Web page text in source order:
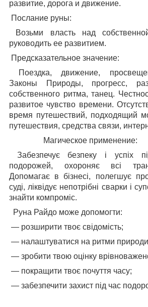
развитие, дорога и движение.
Послание руны:
Возьми власть над
руководить ее развитием.
Предсказательное значение:
Поездка, движение,
Законы При­роды, прогресс,
собственного ритма, танец.
развитое чувство времени.
время путешествий, подходящий
путешествия, средства связи,
Магическое применение:
Забезпечує безпеку і успіх
подорожей, охороняє всі
Допомагає в бізнесі, полегшує
суді, ліквідує непотрібні сварки і
знайти компроміс.
Руна Райдо може допомогти:
— розширити твоє свідомість;
— налаштуватися на ритми природи
— зробити твою оцінку
— покращити твоє почуття часу;
— забезпечити захист під час